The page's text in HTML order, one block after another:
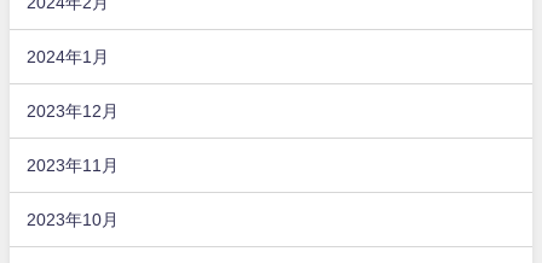
2024年1月
2023年12月
2023年11月
2023年10月